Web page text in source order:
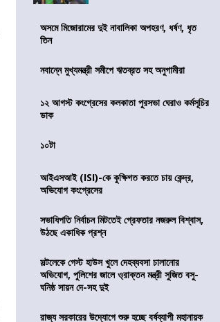
অসমে মিজোরামের দুই নাবালিকা অপহরণ, ধর্ষণ, ধৃত
তিন
নবান্নে মুখ্যমন্ত্রী সমীপে ঋতব্রত সহ অনুগামীরা
১২ আগস্ট কংগ্রেসের কলকাতা পুরসভা ঘেরাও কর্মসূচির
ডাক
১০টা
আইএসআই (ISI)-কে কুক্ষিগত করতে চায় কেন্দ্র,
অভিযোগ কংগ্রেসের
সভাধিপতি নির্বাচন মিটতেই গ্রেফতার নজরুল বিশ্বাস,
উঠছে একাধিক প্রশ্ন
সল্টলেকে গেস্ট হাউস খুলে দেহব্যবসা চালানোর
অভিযোগ, পুলিশের জালে ও্রাক্তন মন্ত্রী সুজিত বসু-
ঘনিষ্ঠ সায়ন দে-সহ দুই
রাজ্য সরকারের উদ্যোগে শুরু হচ্ছে বর্ষব্যাপী মহানায়ক